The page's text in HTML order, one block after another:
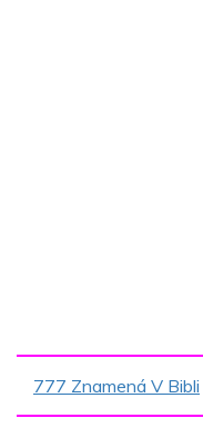
777 Znamená V Bibli